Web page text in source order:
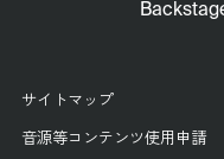
サイトマップ
音源等コンテンツ使用申請